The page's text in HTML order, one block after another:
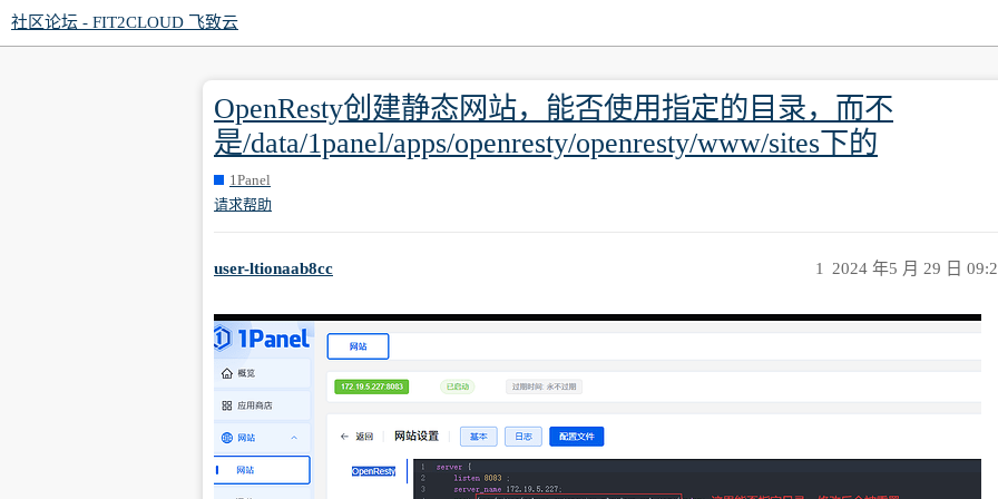
社区论坛 - FIT2CLOUD 飞致云
OpenResty创建静态网站，能否使用指定的目录，而不
是/data/1panel/apps/openresty/openresty/www/sites下的
1Panel
请求帮助
user-ltionaab8cc 2024 年5 月 29 日
1